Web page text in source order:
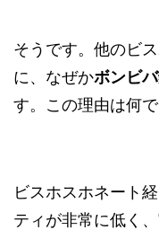
そうです。他のビ
に、なぜかボンビ
す。この理由は何
ビスホスホネート
ティが非常に低く